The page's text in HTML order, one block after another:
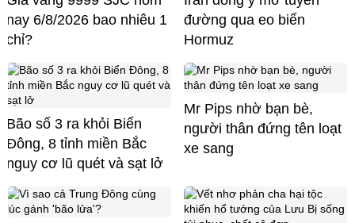
nay 6/8/2026 bao nhiêu 1
chỉ?
đường qua eo biển
Hormuz
Bão số 3 ra khỏi Biển
Đông, 8 tỉnh miền Bắc
nguy cơ lũ quét và sạt lở
Mr Pips nhờ bạn bè,
người thân đứng tên loạt
xe sang